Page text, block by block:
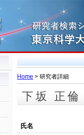
Home > 研究者詳細
下坂 正倫
氏名